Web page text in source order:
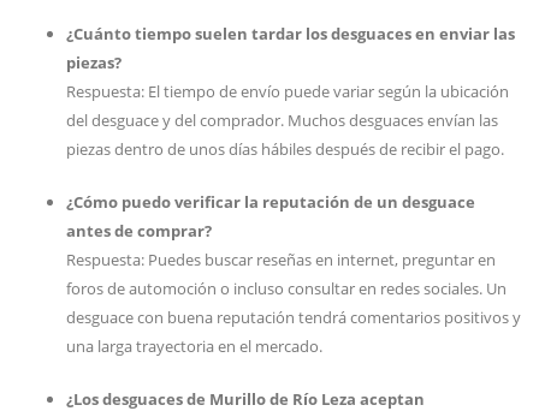
¿Cuánto tiempo suelen tardar los desguaces en enviar las
piezas?
Respuesta: El tiempo de envío puede variar según la ubicación
del desguace y del comprador. Muchos desguaces envían las
piezas dentro de unos días hábiles después de recibir el pago.
¿Cómo puedo verificar la reputación de un desguace
antes de comprar?
Respuesta: Puedes buscar reseñas en internet, preguntar en
foros de automoción o incluso consultar en redes sociales. Un
desguace con buena reputación tendrá comentarios positivos y
una larga trayectoria en el mercado.
¿Los desguaces de Murillo de Río Leza aceptan